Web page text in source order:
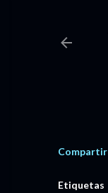
Compartir
Etiquetas